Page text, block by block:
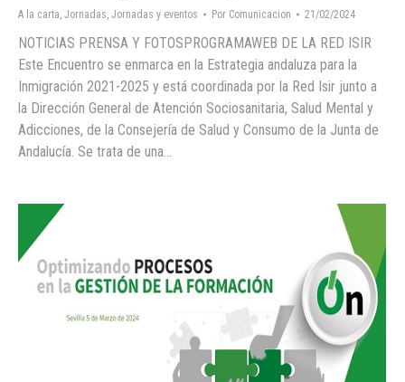
A la carta, Jornadas, Jornadas y eventos Por Comunicacion 21/02/2024
NOTICIAS PRENSA Y FOTOSPROGRAMAWEB DE LA RED ISIR
Este Encuentro se enmarca en la Estrategia andaluza para la
Inmigración 2021-2025 y está coordinada por la Red Isir junto a
la Dirección General de Atención Sociosanitaria, Salud Mental y
Adicciones, de la Consejería de Salud y Consumo de la Junta de
Andalucía. Se trata de una…